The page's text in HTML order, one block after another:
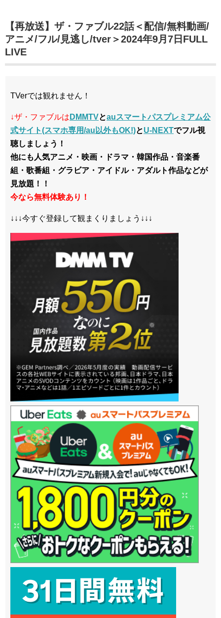
【再放送】ザ・ファブル22話＜配信/無料動画/
アニメ/フル/見逃し/tver＞2024年9月7日FULL
LIVE
TVerでは観れません！
↓ザ・ファブルは DMMTVとauスマートパスプレミアム公
式サイト(スマホ専用/au以外もOK!)とU-NEXTでフル視
聴しましょう！
他にも人気アニメ・映画・ドラマ・韓国作品・音楽番
組・歌番組・グラビア・アイドル・アダルト作品などが
見放題！！
今なら無料体験あり！
↓↓↓今すぐ登録して観まくりましょう↓↓↓